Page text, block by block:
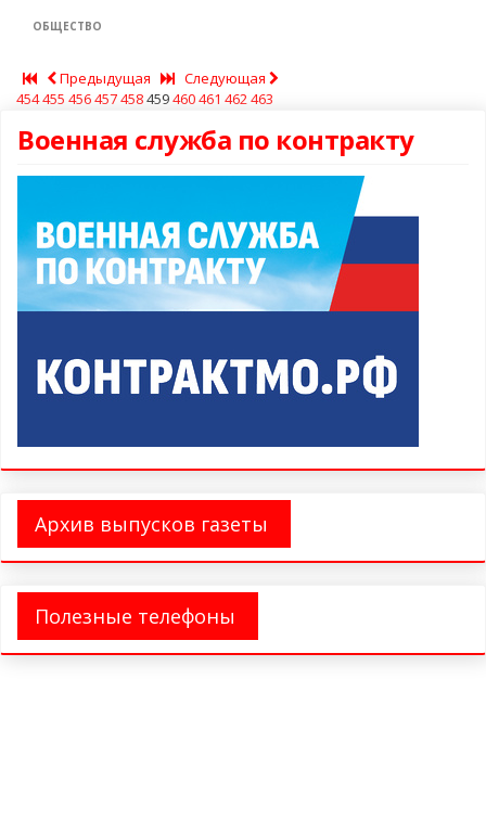
ОБЩЕСТВО
Предыдущая
Следующая
454455 456457458459460461 462463
Военная служба по контракту
Архив выпусков газеты
Полезные телефоны